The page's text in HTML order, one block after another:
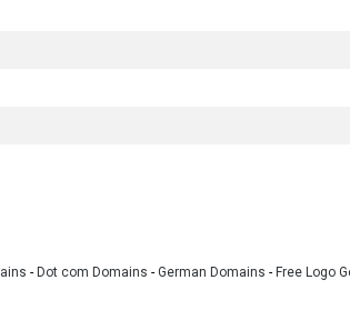
- Dot com Domains - German Domains - Free Logo